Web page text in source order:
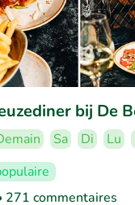
bij De
Sa Di Lu
271 commentaires